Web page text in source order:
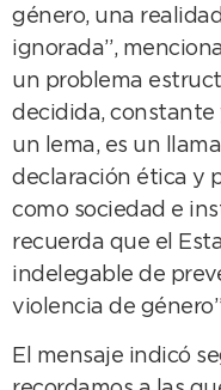
género, una
ignorada”,
un problema
decidida, constante
un lema, es un
declaración ética y
como sociedad e
recuerda que el
indelegable de
violencia de
El mensaje indicó